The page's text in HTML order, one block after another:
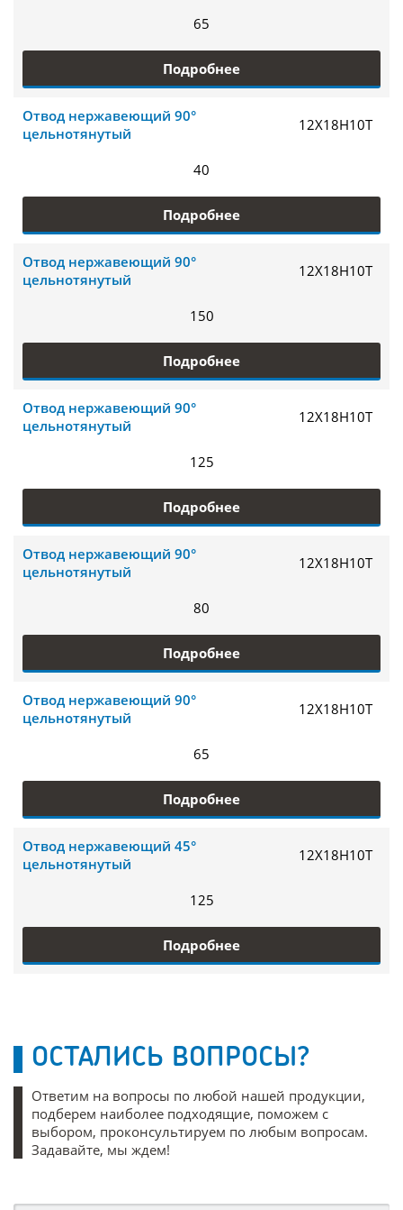
65
Подробнее
Отвод нержавеющий 90°
цельнотянутый
12Х18Н10Т
40
Подробнее
Отвод нержавеющий 90°
цельнотянутый
12Х18Н10Т
150
Подробнее
Отвод нержавеющий 90°
цельнотянутый
12Х18Н10Т
125
Подробнее
Отвод нержавеющий 90°
цельнотянутый
12Х18Н10Т
80
Подробнее
Отвод нержавеющий 90°
цельнотянутый
12Х18Н10Т
65
Подробнее
Отвод нержавеющий 45°
цельнотянутый
12Х18Н10Т
125
Подробнее
ОСТАЛИСЬ ВОПРОСЫ?
Ответим на вопросы по любой нашей продукции,
подберем наиболее подходящие, поможем с
выбором, проконсультируем по любым вопросам.
Задавайте, мы ждем!